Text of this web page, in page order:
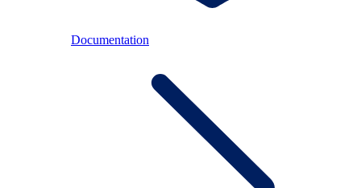
Documentation